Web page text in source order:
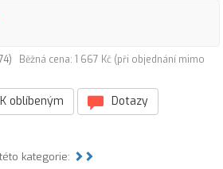
Běžná cena: 1 667 Kč (při objednání mimo
K oblíbeným
Dotazy
kategorie: